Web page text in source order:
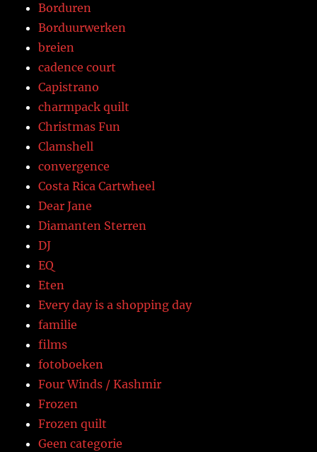
Borduren
Borduurwerken
breien
cadence court
Capistrano
charmpack quilt
Christmas Fun
Clamshell
convergence
Costa Rica Cartwheel
Dear Jane
Diamanten Sterren
DJ
EQ
Eten
Every day is a shopping day
familie
films
fotoboeken
Four Winds / Kashmir
Frozen
Frozen quilt
Geen categorie